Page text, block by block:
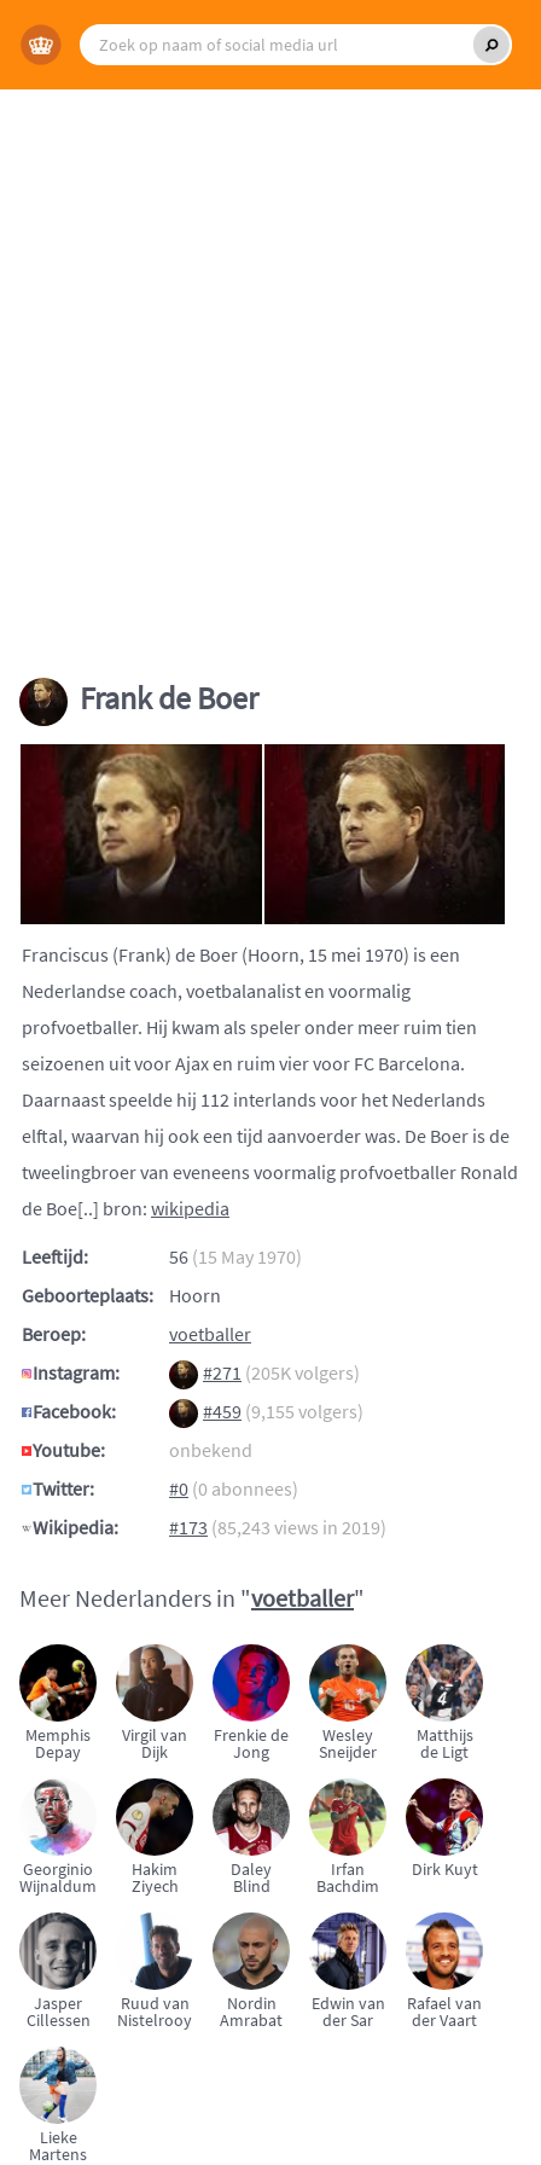
Frank de Boer
Franciscus (Frank) de Boer (Hoorn, 15 mei 1970) is een
Nederlandse coach, voetbalanalist en voormalig
profvoetballer. Hij kwam als speler onder meer ruim tien
seizoenen uit voor Ajax en ruim vier voor FC Barcelona.
Daarnaast speelde hij 112 interlands voor het Nederlands
elftal, waarvan hij ook een tijd aanvoerder was. De Boer is de
tweelingbroer van eveneens voormalig profvoetballer Ronald
de Boe[..] bron: wikipedia
Leeftijd:
56 (15 May 1970)
Geboorteplaats:
Hoorn
Beroep:
voetballer
Instagram:
#271 (205K volgers)
Facebook:
#459 (9,155 volgers)
Youtube:
onbekend
Twitter:
#0 (0 abonnees)
Wikipedia:
#173 (85,243 views in 2019)
Meer Nederlanders in "voetballer"
Memphis
Depay
Virgil van
Dijk
Frenkie de
Jong
Wesley
Sneijder
Matthijs
de Ligt
Georginio
Wijnaldum
Hakim
Ziyech
Daley
Blind
Irfan
Bachdim
Dirk Kuyt
Jasper
Cillessen
Ruud van
Nistelrooy
Nordin
Amrabat
Edwin van
der Sar
Rafael van
der Vaart
Lieke
Martens